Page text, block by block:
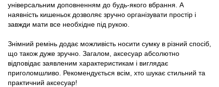
універсальним доповненням до будь-якого вбрання. А
наявність кишеньок дозволяє зручно організувати простір і
завжди мати все необхідне під рукою.
Знімний ремінь додає можливість носити сумку в різний спосіб,
що також дуже зручно. Загалом, аксесуар абсолютно
відповідає заявленим характеристикам і виглядає
приголомшливо. Рекомендується всім, хто шукає стильний та
практичний аксесуар!